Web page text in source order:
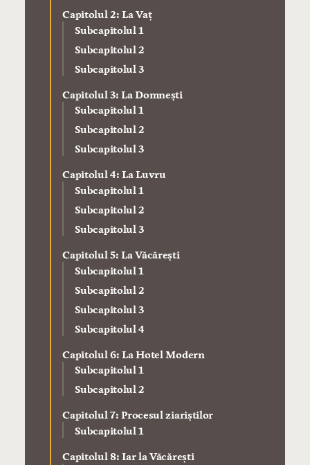
Capitolul 2: La Vaț
Subcapitolul 1
Subcapitolul 2
Subcapitolul 3
Capitolul 3: La Domnești
Subcapitolul 1
Subcapitolul 2
Subcapitolul 3
Capitolul 4: La Luvru
Subcapitolul 1
Subcapitolul 2
Subcapitolul 3
Capitolul 5: La Văcărești
Subcapitolul 1
Subcapitolul 2
Subcapitolul 3
Subcapitolul 4
Capitolul 6: La Hotel Modern
Subcapitolul 1
Subcapitolul 2
Capitolul 7: Procesul ziariștilor
Subcapitolul 1
Capitolul 8: Iar la Văcărești